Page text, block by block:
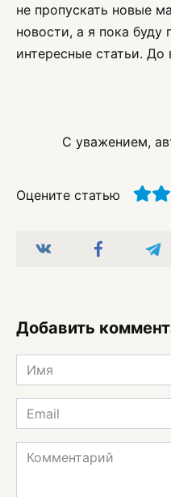
не пропускать новые
новости, а я пока буду
интересные статьи. До
С уважением,
Оцените статью
Добавить
Имя
*
Email
*
Комментарий